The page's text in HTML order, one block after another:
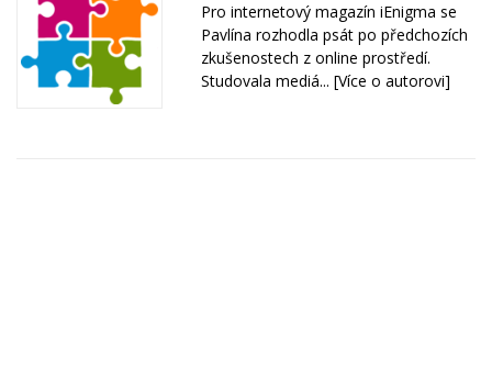
Pro internetový magazín iEnigma se
Pavlína rozhodla psát po předchozích
zkušenostech z online prostředí.
Studovala mediá... [Více o autorovi]